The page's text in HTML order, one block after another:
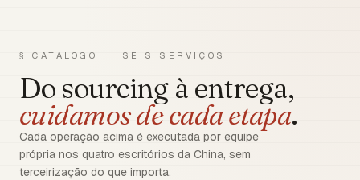
§ CATÁLOGO · SEIS SERVIÇOS
Do sourcing à entrega,
cuidamos de cada etapa.
Cada operação acima é executada por equipe
própria nos quatro escritórios da China, sem
terceirização do que importa.